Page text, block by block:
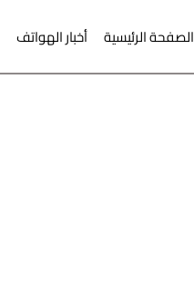
الصفحة الرئيسية أخبار الهواتف